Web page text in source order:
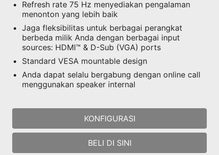
Refresh rate 75 Hz menyediakan pengalaman
menonton yang lebih baik
Jaga fleksibilitas untuk berbagai perangkat
berbeda milik Anda dengan berbagai input
sources: HDMI™ & D-Sub (VGA) ports
Standard VESA mountable design
Anda dapat selalu bergabung dengan online call
menggunakan speaker internal
KONFIGURASI
BELI DI SINI